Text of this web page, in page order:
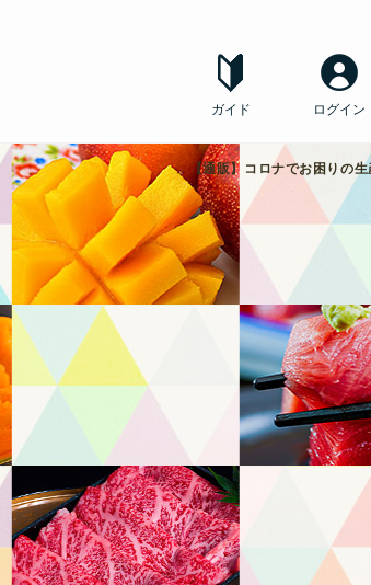
ガイド ログイン
【通販】コロナでお困りの